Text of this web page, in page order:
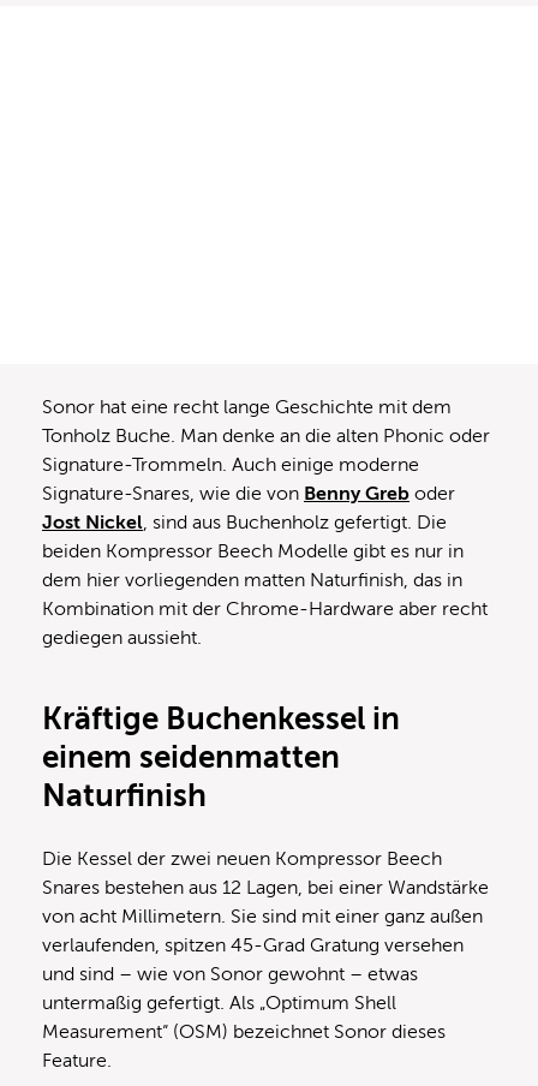
Sonor hat eine recht lange Geschichte mit dem
Tonholz Buche. Man denke an die alten Phonic oder
Signature-Trommeln. Auch einige moderne
Signature-Snares, wie die von Benny Greb oder
Jost Nickel, sind aus Buchenholz gefertigt. Die
beiden Kompressor Beech Modelle gibt es nur in
dem hier vorliegenden matten Naturfinish, das in
Kombination mit der Chrome-Hardware aber recht
gediegen aussieht.
Kräftige Buchenkessel in
einem seidenmatten
Naturfinish
Die Kessel der zwei neuen Kompressor Beech
Snares bestehen aus 12 Lagen, bei einer Wandstärke
von acht Millimetern. Sie sind mit einer ganz außen
verlaufenden, spitzen 45-Grad Gratung versehen
und sind – wie von Sonor gewohnt – etwas
untermaßig gefertigt. Als „Optimum Shell
Measurement“ (OSM) bezeichnet Sonor dieses
Feature.